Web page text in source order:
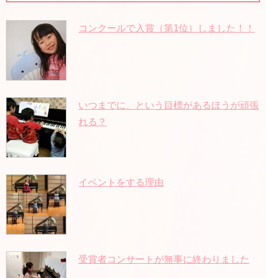
コンクールで入賞（第1位）しました！！
いつまでに、という目標があるほうが頑張
れる？
イベントをする理由
受賞者コンサートが無事に終わりました